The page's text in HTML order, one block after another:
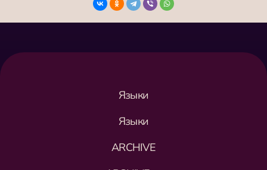
Языки
Языки
ARCHIVE